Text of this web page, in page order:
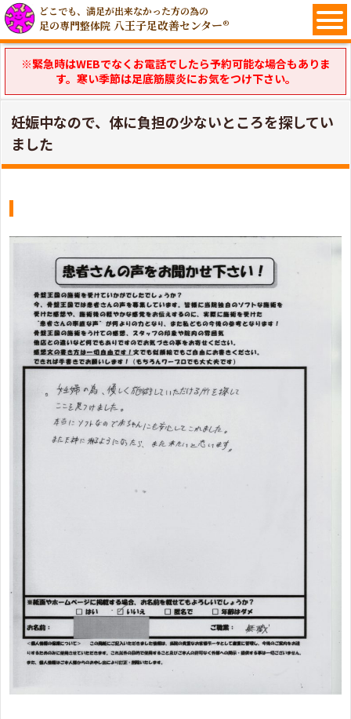
どこでも、満足が出来なかった方の為の
足の専門整体院 八王子足改善センター®
※緊急時はWEBでなくお電話でしたら予約可能な場合もありま
す。寒い季節は足底筋膜炎にお気をつけ下さい。
妊娠中なので、体に負担の少ないところを探してい
ました